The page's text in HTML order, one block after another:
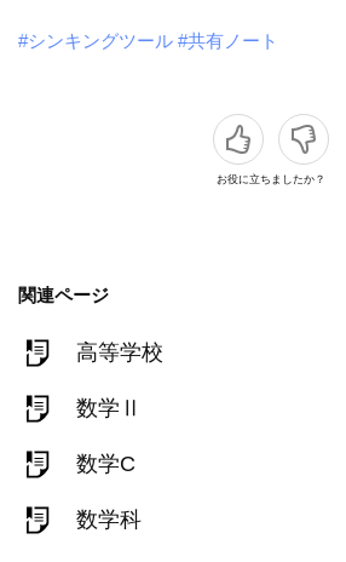
#シンキングツール #共有ノート
お役に立ちましたか？
関連ページ
高等学校
数学Ⅱ
数学C
数学科